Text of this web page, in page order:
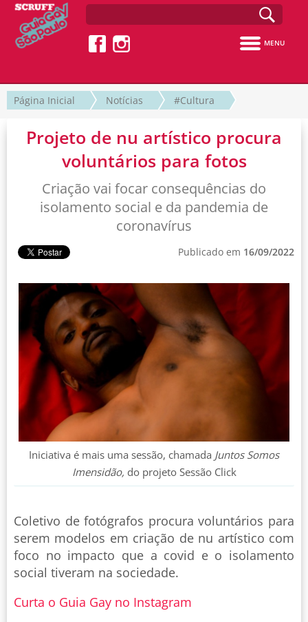
MENU
Página Inicial Notícias #Cultura
Projeto de nu artístico procura
voluntários para fotos
Criação vai focar consequências do
isolamento social e da pandemia de
coronavírus
Publicado em 16/09/2022
Iniciativa é mais uma sessão, chamada Juntos Somos
Imensidão, do projeto Sessão Click
Coletivo de fotógrafos procura voluntários para
serem modelos em criação de nu artístico com
foco no impacto que a covid e o isolamento
social tiveram na sociedade.
Curta o Guia Gay no Instagram